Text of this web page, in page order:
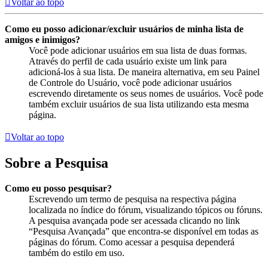
Voltar ao topo
Como eu posso adicionar/excluir usuários de minha lista de
amigos e inimigos?
Você pode adicionar usuários em sua lista de duas formas.
Através do perfil de cada usuário existe um link para
adicioná-los à sua lista. De maneira alternativa, em seu Painel
de Controle do Usuário, você pode adicionar usuários
escrevendo diretamente os seus nomes de usuários. Você pode
também excluir usuários de sua lista utilizando esta mesma
página.
Voltar ao topo
Sobre a Pesquisa
Como eu posso pesquisar?
Escrevendo um termo de pesquisa na respectiva página
localizada no índice do fórum, visualizando tópicos ou fóruns.
A pesquisa avançada pode ser acessada clicando no link
“Pesquisa Avançada” que encontra-se disponível em todas as
páginas do fórum. Como acessar a pesquisa dependerá
também do estilo em uso.